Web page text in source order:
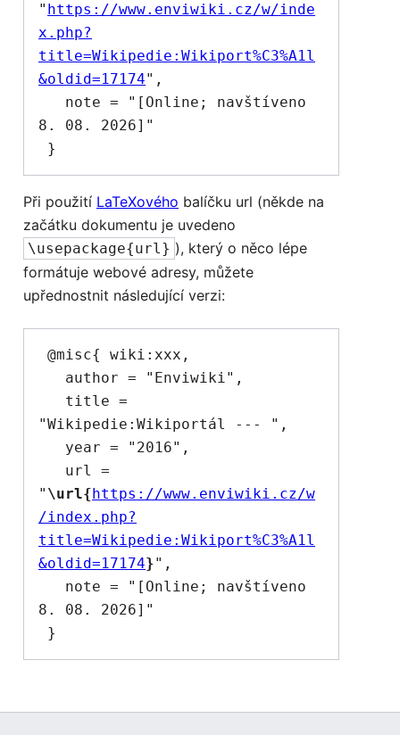
" https://www.enviwiki.cz/w/inde
x.php?
title=Wikipedie:Wikiport%C3%A1l
&oldid=17174",
8. 08. 2026]"
Při použití LaTeXového balíčku url (někde na
začátku dokumentu je uvedeno
\usepackage{url} ), který o něco lépe
formátuje webové adresy, můžete
upřednostnit následující verzi:
"Wikipedie:Wikiportál --- ",
" \url{https://www.enviwiki.cz/w
/index.php?
title=Wikipedie:Wikiport%C3%A1l
&oldid=17174}",
8. 08. 2026]"